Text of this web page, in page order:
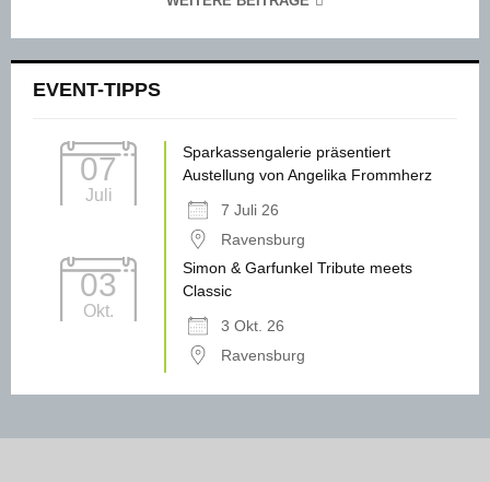
EVENT-TIPPS
07
Juli
Sparkassengalerie präsentiert
Austellung von Angelika Frommherz
7 Juli 26
Ravensburg
03
Okt.
Simon & Garfunkel Tribute meets
Classic
3 Okt. 26
Ravensburg